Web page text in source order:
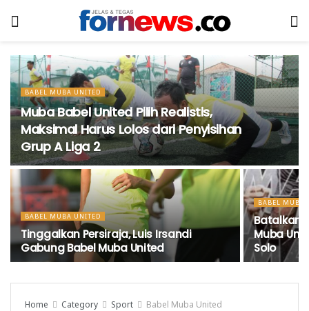
BABEL MUBA UNITED
Muba Babel United Pilih Realistis,
Maksimal Harus Lolos dari Penyisihan
Grup A Liga 2
BABEL MUBA UNITED
Tinggalkan Persiraja, Luis Irsandi
Gabung Babel Muba United
BABEL MUBA
Batalkan
Muba
Solo
Home Category Sport Babel Muba United